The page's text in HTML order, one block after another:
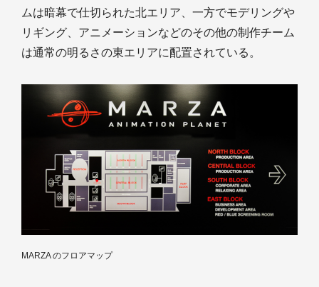
ムは暗幕で仕切られた北エリア、一方でモデリングや
リギング、アニメーションなどのその他の制作チーム
は通常の明るさの東エリアに配置されている。
MARZA のフロアマップ